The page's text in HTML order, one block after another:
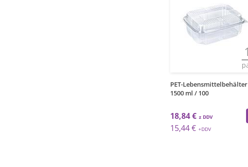
1
PET-
1500 ml / 100
18,84 €
15,44 €